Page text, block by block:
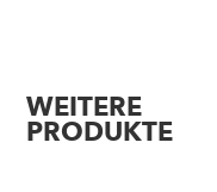
WEITERE
PRODUKTE